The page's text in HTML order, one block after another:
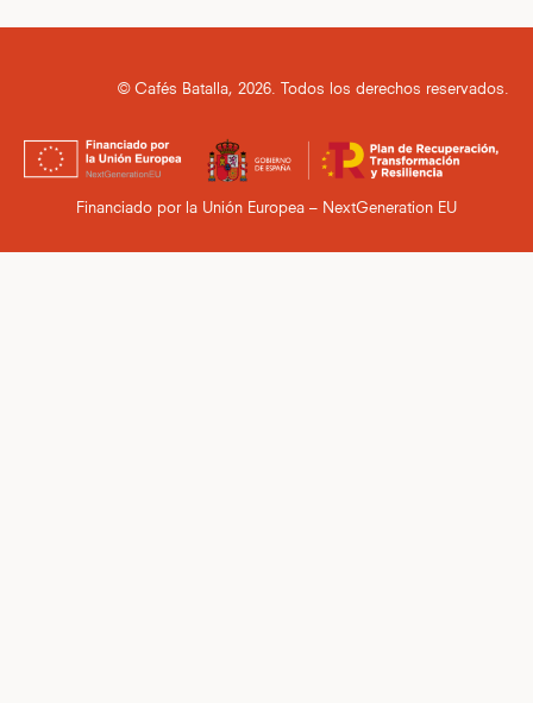
© Cafés Batalla, 2026. Todos los derechos reservados.
Financiado por la Unión Europea – NextGeneration EU